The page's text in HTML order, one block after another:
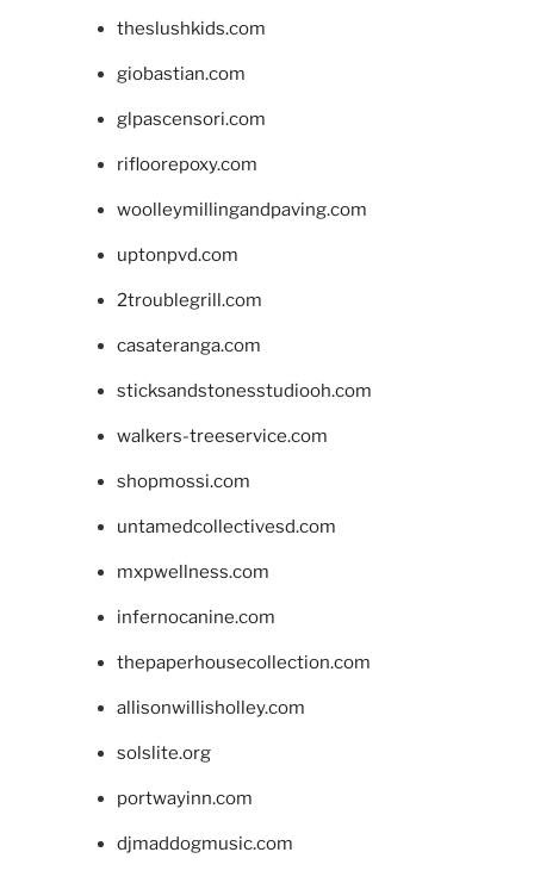
theslushkids.com
giobastian.com
glpascensori.com
rifloorepoxy.com
woolleymillingandpaving.com
uptonpvd.com
2troublegrill.com
casateranga.com
sticksandstonesstudiooh.com
walkers-treeservice.com
shopmossi.com
untamedcollectivesd.com
mxpwellness.com
infernocanine.com
thepaperhousecollection.com
allisonwillisholley.com
solslite.org
portwayinn.com
djmaddogmusic.com